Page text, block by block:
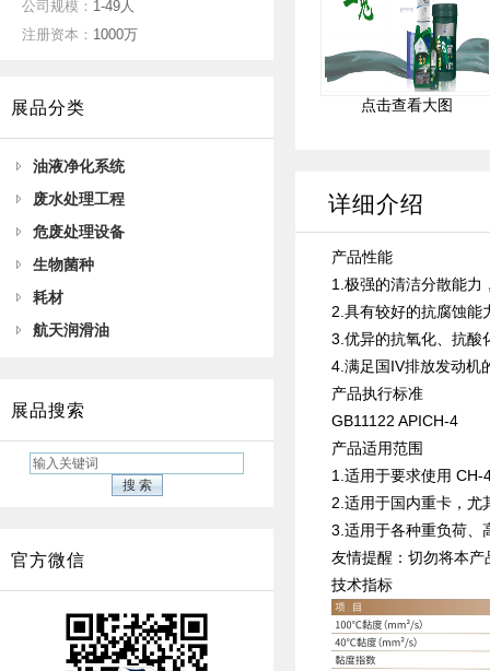
公司规模： 1-49人
注册资本： 1000万
展品分类
油液净化系统
废水处理工程
危废处理设备
生物菌种
耗材
航天润滑油
展品搜索
官方微信
点击查看大图
详细介绍
产品性能
1.极强的清洁分散能力
2.具有较好的抗腐蚀能
3.优异的抗氧化、抗酸
4.满足国IV排放发动机
产品执行标准
GB11122 APICH-4
产品适用范围
1.适用于要求使用 CH-
2.适用于国内重卡，尤
3.适用于各种重负荷、
友情提醒：切勿将本
技术指标